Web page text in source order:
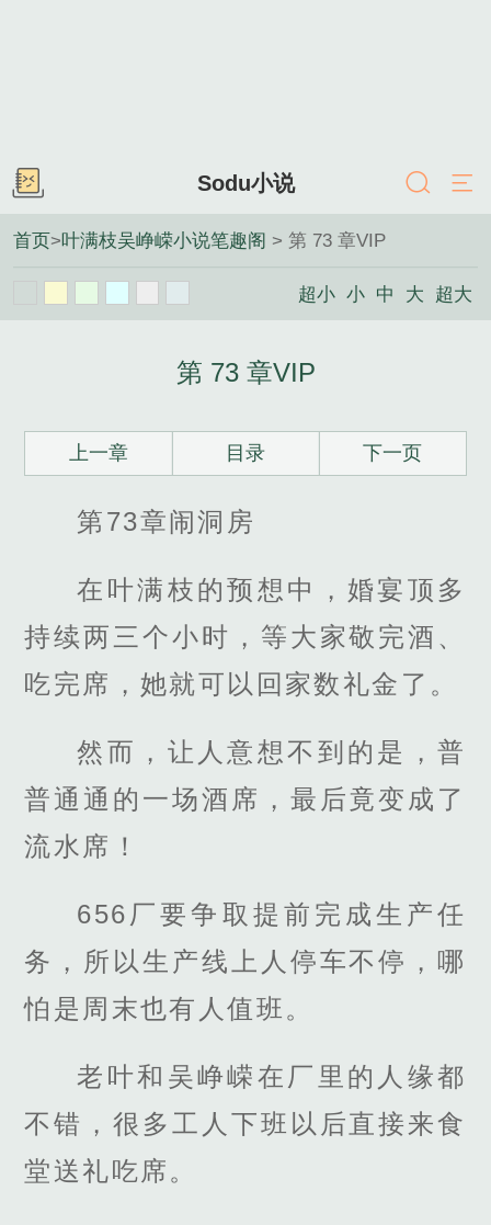
Sodu小说
首页>叶满枝吴峥嵘小说笔趣阁 > 第 73 章VIP
超小 小 中 大 超大
第 73 章VIP
上一章 目录 下一页
第73章闹洞房
在叶满枝的预想中，婚宴顶多
持续两三个小时，等大家敬完酒、
吃完席，她就可以回家数礼金了。
然而，让人意想不到的是，普
普通通的一场酒席，最后竟变成了
流水席！
656厂要争取提前完成生产任
务，所以生产线上人停车不停，哪
怕是周末也有人值班。
老叶和吴峥嵘在厂里的人缘都
不错，很多工人下班以后直接来食
堂送礼吃席。